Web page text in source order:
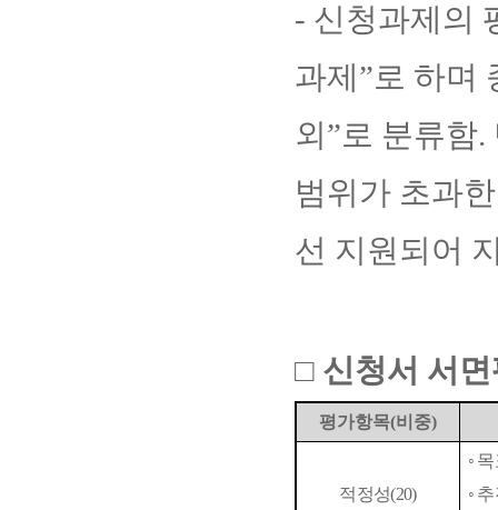
- 신청과제의
과제”로 하며
외”로 분류함.
범위가 초과
선 지원되어
□ 신청서 서
평가항목(비중)
적정성(20)
◦ 목
◦ 추